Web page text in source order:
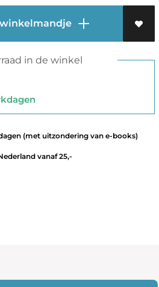
in de winkel
(met uitzondering van e-books)
vanaf 25,-